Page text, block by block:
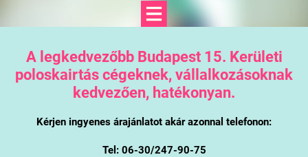
A legkedvezőbb Budapest 15. Kerületi
poloskairtás cégeknek, vállalkozásoknak
kedvezően, hatékonyan.
Kérjen ingyenes árajánlatot akár azonnal telefonon:
Tel: 06-30/247-90-75